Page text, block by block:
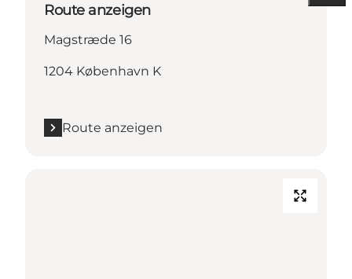
Route anzeigen
Magstræde 16
1204 København K
Route anzeigen